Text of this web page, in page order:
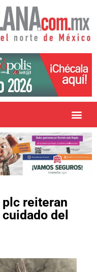
reiteran
del